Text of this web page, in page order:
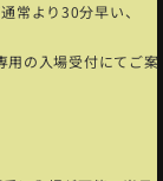
常より30分早い、
用の入場受付にてご案